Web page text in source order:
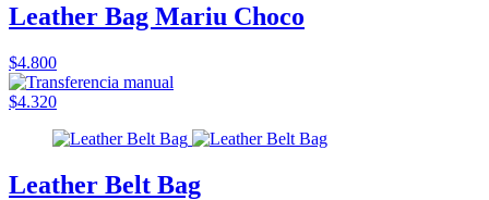
Leather Bag Mariu Choco
$4.800
$4.320
Leather Belt Bag